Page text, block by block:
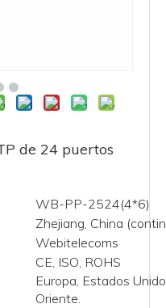
de 24 puertos
WB-PP-2524(4*6)
Zhejiang, China
Webitelecoms
CE, ISO, ROHS
Europa, Estados
Oriente.